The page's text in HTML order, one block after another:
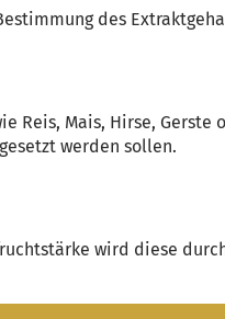
des
Reis, Mais, Hirse,
werden sollen.
wird diese